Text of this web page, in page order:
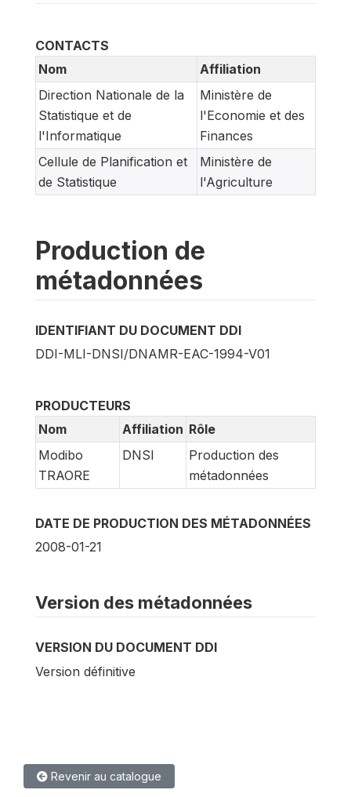
CONTACTS
Nom
Affiliation
Direction Nationale de la
Statistique et de
l'Informatique
Ministère de
l'Economie et des
Finances
Cellule de Planification et
de Statistique
Ministère de
l'Agriculture
Production de
métadonnées
IDENTIFIANT DU DOCUMENT DDI
DDI-MLI-DNSI/DNAMR-EAC-1994-V01
PRODUCTEURS
Nom
Affiliation Rôle
Modibo
TRAORE
DNSI
Production des
métadonnées
DATE DE PRODUCTION DES MÉTADONNÉES
2008-01-21
Version des métadonnées
VERSION DU DOCUMENT DDI
Version définitive
Revenir au catalogue